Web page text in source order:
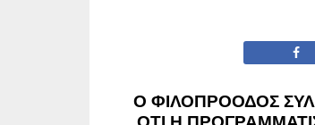
Ο ΦΙΛΟΠΡΌΟΔΟΣ